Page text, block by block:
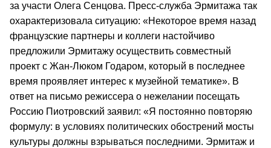
за участи Олега Сенцова. Пресс-служба Эрмитажа так
охарактеризовала ситуацию: «Некоторое время назад
французские партнеры и коллеги настойчиво
предложили Эрмитажу осуществить совместный
проект с Жан-Люком Годаром, который в последнее
время проявляет интерес к музейной тематике». В
ответ на письмо режиссера о нежелании посещать
Россию Пиотровский заявил: «Я постоянно повторяю
формулу: в условиях политических обострений мосты
культуры должны взрываться последними. Эрмитаж и